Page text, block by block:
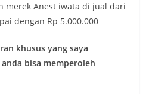
merek Anest iwata di jual dari
dengan Rp 5.000.000
khusus yang saya
bisa memperoleh